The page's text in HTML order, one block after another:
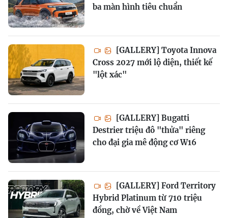
ba màn hình tiêu chuẩn
[GALLERY] Toyota Innova
Cross 2027 mới lộ diện, thiết kế
"lột xác"
[GALLERY] Bugatti
Destrier triệu đô "thửa" riêng
cho đại gia mê động cơ W16
[GALLERY] Ford Territory
Hybrid Platinum từ 710 triệu
đồng, chờ về Việt Nam